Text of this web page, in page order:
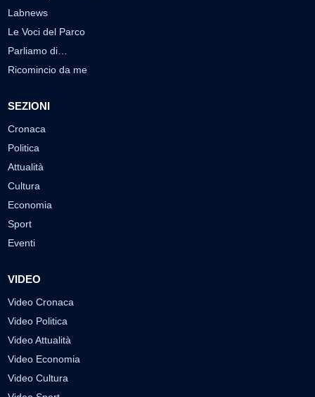
Labnews
Le Voci del Parco
Parliamo di…
Ricomincio da me
SEZIONI
Cronaca
Politica
Attualità
Cultura
Economia
Sport
Eventi
VIDEO
Video Cronaca
Video Politica
Video Attualità
Video Economia
Video Cultura